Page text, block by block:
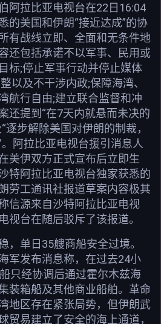
阿拉比亚电视台在22日16:04
的美国和伊朗“接近达成”的协
有战线立即、全面和无条件地
还包括承诺不以军事、民用或
标;停止军事行动并停止媒体
以及不干涉内政;保障海湾、
航行自由;建立联合监督和冲
还提到“在7天内就悬而未决的
逐步解除美国对伊朗的制裁，
阿拉比亚电视台援引消息人
美伊双方正式宣布后立即生
特阿拉比亚电视台独家获悉的
劳工通讯社报道草案内容极其
信源来自沙特阿拉比亚电视
视台在随后驳斥了该报道。
，单日35艘商船安全过境。
军发布消息称，在过去24小
只经协调后通过霍尔木兹海
装箱船及其他商业船舶。革命
地区存在紧张局势，但伊朗武
贸易建立了安全的海上通道，